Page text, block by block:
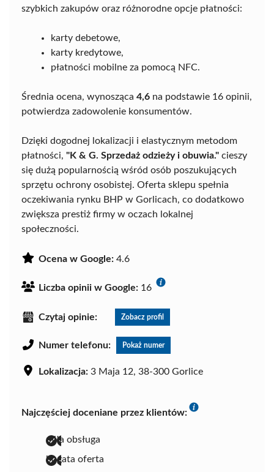
szybkich zakupów oraz różnorodne opcje płatności:
karty debetowe,
karty kredytowe,
płatności mobilne za pomocą NFC.
Średnia ocena, wynosząca 4,6 na podstawie 16 opinii,
potwierdza zadowolenie konsumentów.
Dzięki dogodnej lokalizacji i elastycznym metodom
płatności, "K & G. Sprzedaż odzieży i obuwia." cieszy
się dużą popularnością wśród osób poszukujących
sprzętu ochrony osobistej. Oferta sklepu spełnia
oczekiwania rynku BHP w Gorlicach, co dodatkowo
zwiększa prestiż firmy w oczach lokalnej
społeczności.
Ocena w Google: 4.6
Liczba opinii w Google: 16
Czytaj opinie: Zobacz profil
Numer telefonu: Pokaż numer
Lokalizacja: 3 Maja 12, 38-300 Gorlice
Najczęściej doceniane przez klientów:
miła obsługa
bogata oferta